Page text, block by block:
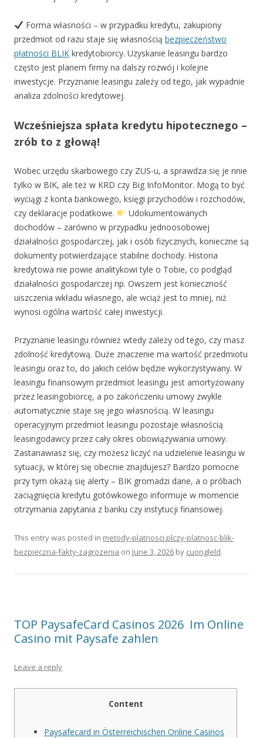
Forma własności – w przypadku kredytu, zakupiony
przedmiot od razu staje się własnością bezpieczeństwo
płatności BLIK kredytobiorcy. Uzyskanie leasingu bardzo
często jest planem firmy na dalszy rozwój i kolejne
inwestycje. Przyznanie leasingu zależy od tego, jak wypadnie
analiza zdolności kredytowej.
Wcześniejsza spłata kredytu hipotecznego –
zrób to z głową!
Wobec urzędu skarbowego czy ZUS-u, a sprawdza się je nnie
tylko w BIK, ale też w KRD czy Big InfoMonitor. Mogą to być
wyciągi z konta bankowego, księgi przychodów i rozchodów,
czy deklaracje podatkowe.
Udokumentowanych
dochodów – zarówno w przypadku jednoosobowej
działalności gospodarczej, jak i osób fizycznych, konieczne są
dokumenty potwierdzające stabilne dochody. Historia
kredytowa nie powie analitykowi tyle o Tobie, co podgląd
działalności gospodarczej np. Owszem jest konieczność
uiszczenia wkładu własnego, ale wciąż jest to mniej, niż
wynosi ogólna wartość całej inwestycji.
Przyznanie leasingu również wtedy zależy od tego, czy masz
zdolność kredytową. Duże znaczenie ma wartość przedmiotu
leasingu oraz to, do jakich celów będzie wykorzystywany. W
leasingu finansowym przedmiot leasingu jest amortyzowany
przez leasingobiorcę, a po zakończeniu umowy zwykle
automatycznie staje się jego własnością. W leasingu
operacyjnym przedmiot leasingu pozostaje własnością
leasingodawcy przez cały okres obowiązywania umowy.
Zastanawiasz się, czy możesz liczyć na udzielenie leasingu w
sytuacji, w której się obecnie znajdujesz? Bardzo pomocne
przy tym okażą się alerty – BIK gromadzi dane, a o próbach
zaciągnięcia kredytu gotówkowego informuje w momencie
otrzymania zapytania z banku czy instytucji finansowej.
This entry was posted in metody-platnosci.plczy-platnosc-blik-
bezpieczna-fakty-zagrozenia on June 3, 2026 by cuongleld.
TOP PaysafeCard Casinos 2026 ️ Im Online
Casino mit Paysafe zahlen
Leave a reply
Content
Paysafecard in Österreichischen Online Casinos